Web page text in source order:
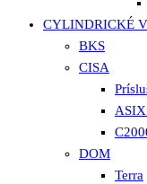
CYLINDRICKÉ
BKS
CISA
DOM
Terra